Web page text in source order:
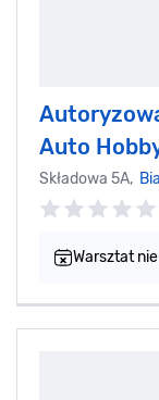
Auto
Składowa 5A,
Warsztat